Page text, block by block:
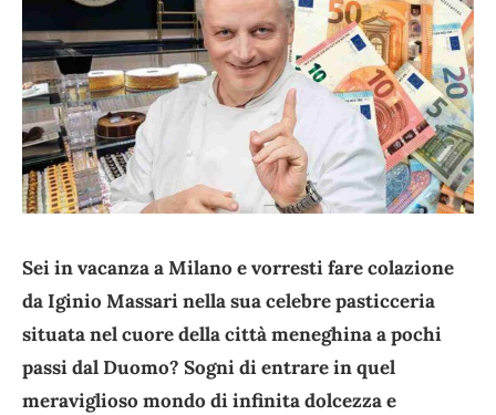
Sei in vacanza a Milano e vorresti fare colazione
da Iginio Massari nella sua celebre pasticceria
situata nel cuore della città meneghina a pochi
passi dal Duomo? Sogni di entrare in quel
meraviglioso mondo di infinita dolcezza e